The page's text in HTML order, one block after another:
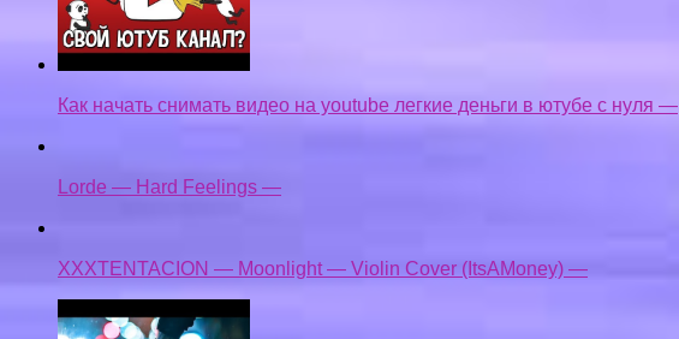
Как начать снимать видео на youtube легкие деньги в ютубе с нуля —
Lorde — Hard Feelings —
XXXTENTACION — Moonlight — Violin Cover (ItsAMoney) —